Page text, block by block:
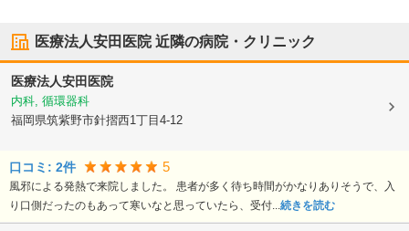
医療法人安田医院近隣の病院・クリニック
医療法人安田医院
内科, 循環器科
福岡県筑紫野市針摺西1丁目4-12
口コミ: 2件 5
風邪による発熱で来院しました。 患者が多く待ち時間がかなりありそうで、入
り口側だったのもあって寒いなと思っていたら、受付...続きを読む